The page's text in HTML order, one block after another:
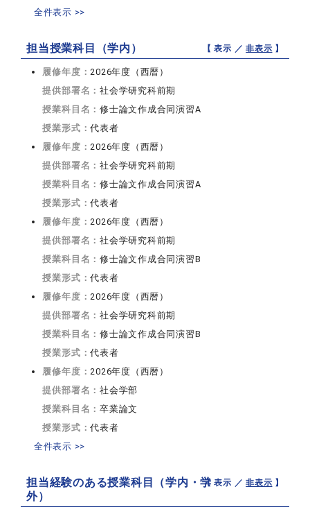
全件表示 >>
担当授業科目（学内） 【 表示 ／非表示 】
履修年度：2026年度（西暦）
提供部署名：社会学研究科前期
授業科目名：修士論文作成合同演習A
授業形式：代表者
履修年度：2026年度（西暦）
提供部署名：社会学研究科前期
授業科目名：修士論文作成合同演習A
授業形式：代表者
履修年度：2026年度（西暦）
提供部署名：社会学研究科前期
授業科目名：修士論文作成合同演習B
授業形式：代表者
履修年度：2026年度（西暦）
提供部署名：社会学研究科前期
授業科目名：修士論文作成合同演習B
授業形式：代表者
履修年度：2026年度（西暦）
提供部署名：社会学部
授業科目名：卒業論文
授業形式：代表者
全件表示 >>
担当経験のある授業科目（学内・学
外）
【 表示 ／非表示 】